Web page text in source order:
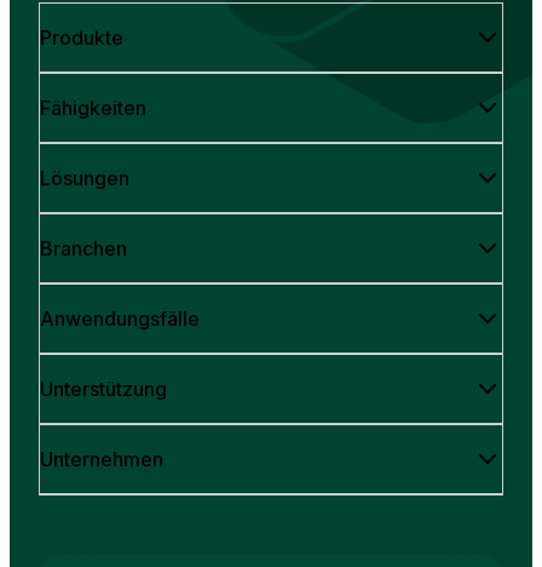
Produkte
Fähigkeiten
Lösungen
Branchen
Anwendungsfälle
Unterstützung
Unternehmen